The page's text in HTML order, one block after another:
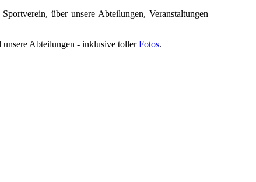
über unsere Abteilungen, Veranstaltungen
unsere Abteilungen - inklusive tollerFotos.